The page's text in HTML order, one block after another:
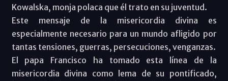
Kowalska, monja polaca que él trato en su juventud.
Este mensaje de la misericordia divina es
especialmente necesario para un mundo afligido por
tantas tensiones, guerras, persecuciones, venganzas.
El papa Francisco ha tomado esta línea de la
misericordia divina como lema de su pontificado,